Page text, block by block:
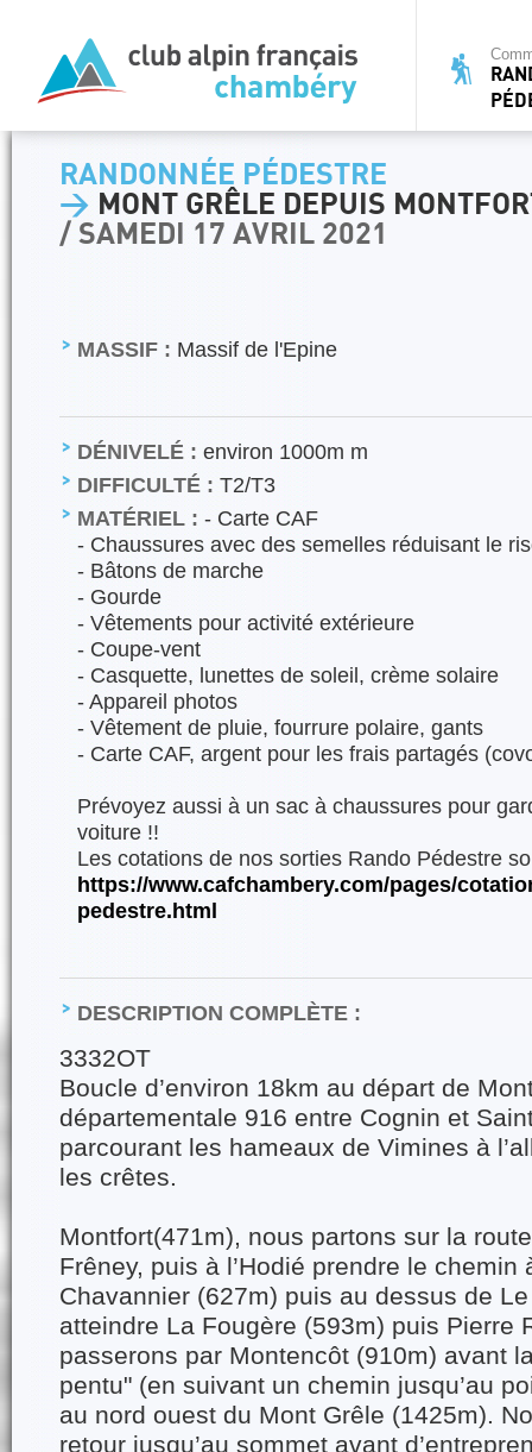
RANDONNÉE PÉDESTRE
> MONT GRÊLE DEPUIS
/ SAMEDI 17 AVRIL 2021
MASSIF : Massif de l'Epine
DÉNIVELÉ : environ 1000m m
DIFFICULTÉ : T2/T3
MATÉRIEL : - Carte CAF
- Chaussures avec des semelles réduisant le
- Bâtons de marche
- Gourde
- Vêtements pour activité extérieure
- Coupe-vent
- Casquette, lunettes de soleil, crème solaire
- Appareil photos
- Vêtement de pluie, fourrure polaire, gants
- Carte CAF, argent pour les frais partagés
Prévoyez aussi à un sac à chaussures pour
voiture !!
Les cotations de nos sorties Rando Pédestre
https://www.cafchambery.com/pages/
pedestre.html
DESCRIPTION COMPLÈTE :
3332OT
Boucle d’environ 18km au départ de
départementale 916 entre Cognin et
parcourant les hameaux de Vimines à
les crêtes.
Montfort(471m), nous partons sur la
Frêney, puis à l’Hodié prendre le chemin
Chavannier (627m) puis au dessus de
atteindre La Fougère (593m) puis Pierre
passerons par Montencôt (910m) avant
pentu" (en suivant un chemin jusqu’au
au nord ouest du Mont Grêle (1425m).
retour jusqu’au sommet avant